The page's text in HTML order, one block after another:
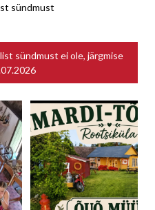
sündmust
sündmust ei ole, järgmise